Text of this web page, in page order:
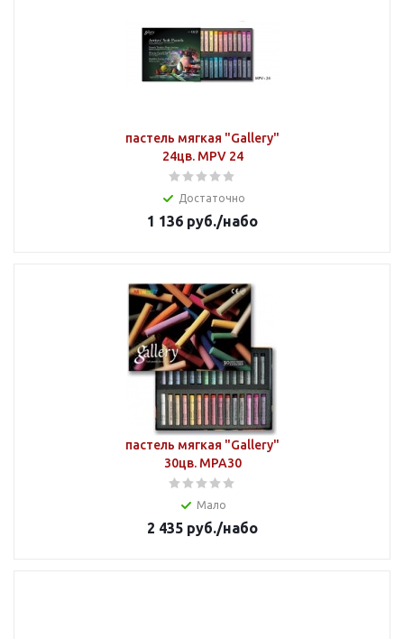
пастель мягкая "Gallery"
24цв. MPV 24
Достаточно
1 136 руб./набо
пастель мягкая "Gallery"
30цв. MPA30
Мало
2 435 руб./набо